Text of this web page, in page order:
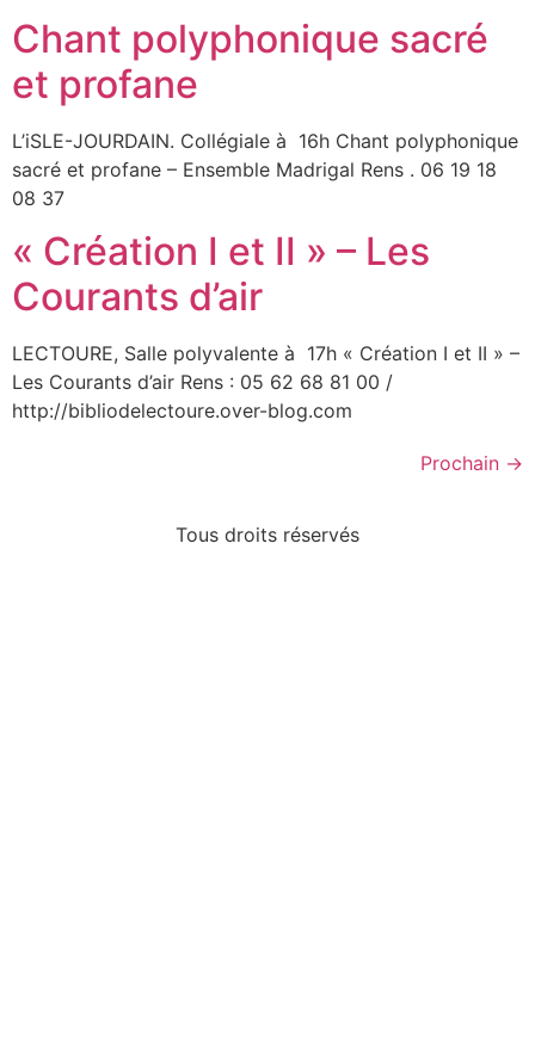
Chant polyphonique sacré
et profane
L’iSLE-JOURDAIN. Collégiale à 16h Chant polyphonique
sacré et profane – Ensemble Madrigal Rens . 06 19 18
08 37
« Création I et II » – Les
Courants d’air
LECTOURE, Salle polyvalente à 17h « Création I et II » –
Les Courants d’air Rens : 05 62 68 81 00 /
http://bibliodelectoure.over-blog.com
Prochain →
Tous droits réservés